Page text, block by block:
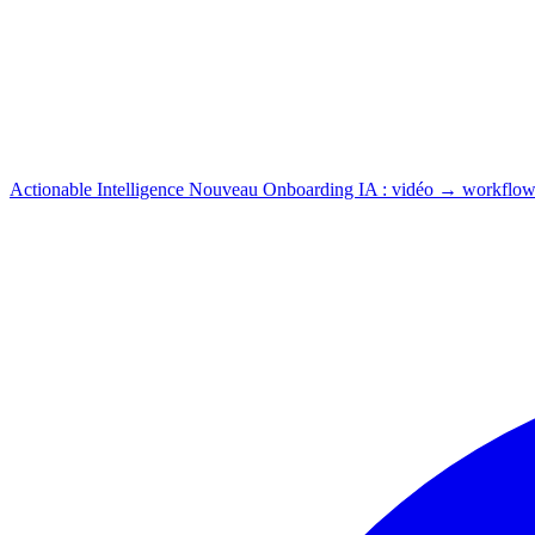
Actionable Intelligence Nouveau Onboarding IA : vidéo →